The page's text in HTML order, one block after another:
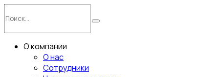
к
содержимому
Поиск
О компании
О нас
Сотрудники